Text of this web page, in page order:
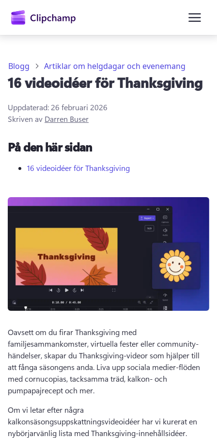
huvudinnehåll
Blogg Artiklar om helgdagar och evenemang
16 videoidéer för Thanksgiving
Uppdaterad: 26 februari 2026
Skriven av Darren Buser
På den här sidan
16 videoidéer för Thanksgiving
Oavsett om du firar Thanksgiving med
familjesammankomster, virtuella fester eller community-
händelser, skapar du Thanksgiving-videor som hjälper till
att fånga säsongens anda. Liva upp sociala medier-flöden
med cornucopias, tacksamma träd, kalkon- och
pumpapajrecept och mer.
Om vi letar efter några
kalkonsäsongsuppskattningsvideoidéer har vi kurerat en